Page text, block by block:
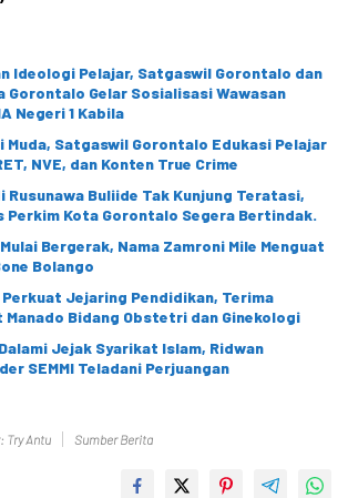
Ideologi Pelajar, Satgaswil Gorontalo dan
Gorontalo Gelar Sosialisasi Wawasan
Negeri 1 Kabila
Muda, Satgaswil Gorontalo Edukasi Pelajar
NVE, dan Konten True Crime
Rusunawa Buliide Tak Kunjung Teratasi,
Perkim Kota Gorontalo Segera Bertindak.
Bergerak, Nama Zamroni Mile Menguat
Bolango
Perkuat Jejaring Pendidikan, Terima
Bidang Obstetri dan Ginekologi
Jejak Syarikat Islam, Ridwan
SEMMI Teladani Perjuangan
Try Antu Sumber Berita